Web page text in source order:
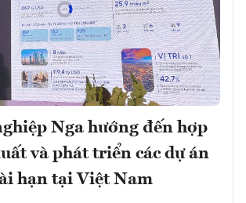
Nga hướng đến hợp
và phát triển các dự án
hạn tại Việt Nam